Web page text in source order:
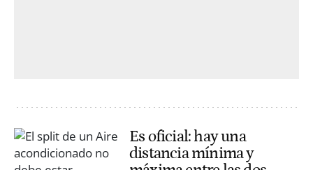
Es oficial: hay una
distancia mínima y